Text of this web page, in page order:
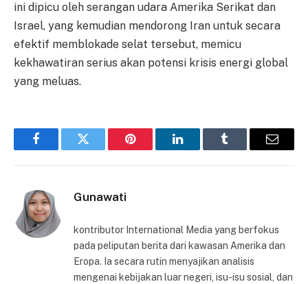
ini dipicu oleh serangan udara Amerika Serikat dan
Israel, yang kemudian mendorong Iran untuk secara
efektif memblokade selat tersebut, memicu
kekhawatiran serius akan potensi krisis energi global
yang meluas.
FacebookTwitter Pinterest LinkedInTumblr Email
Gunawati
kontributor International Media yang berfokus
pada peliputan berita dari kawasan Amerika dan
Eropa. Ia secara rutin menyajikan analisis
mengenai kebijakan luar negeri, isu-isu sosial, dan